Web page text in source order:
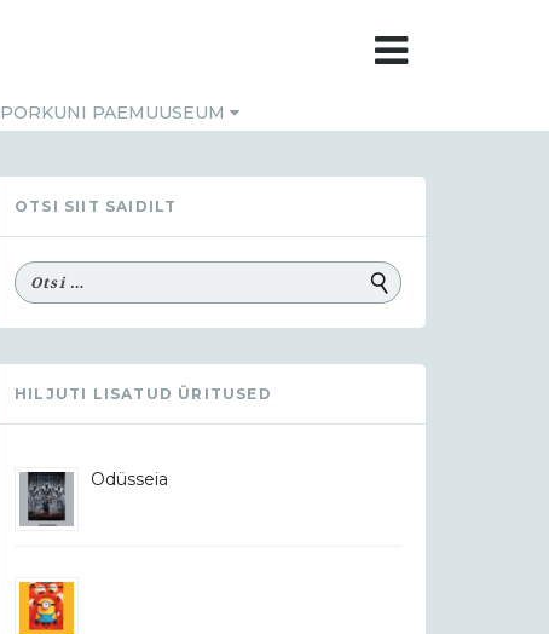
PORKUNI PAEMUUSEUM
OTSI SIIT SAIDILT
HILJUTI LISATUD ÜRITUSED
Odüsseia